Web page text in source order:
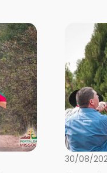
30/08/